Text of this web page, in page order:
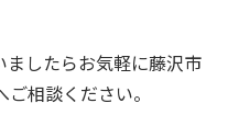
したらお気軽に藤沢市
相談ください。